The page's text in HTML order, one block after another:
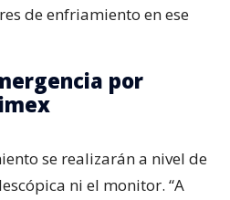
de enfriamiento en ese
por
se realizarán a nivel de
ni el monitor. “A